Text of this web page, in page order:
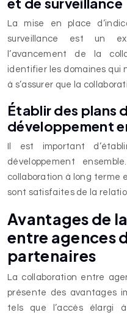
La mise en place
surveillance est un
l’avancement de la
identifier les domaines qui
à s’assurer que la
Établir des plans
développement
Il est important
développement
collaboration à long terme
sont satisfaites de la
Avantages de
entre agences
partenaires
La collaboration entre
présente des avantages
tels que l’accès élargi